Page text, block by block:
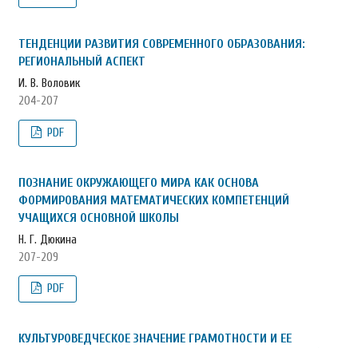
ТЕНДЕНЦИИ РАЗВИТИЯ СОВРЕМЕННОГО ОБРАЗОВАНИЯ:
РЕГИОНАЛЬНЫЙ АСПЕКТ
И. В. Воловик
204-207
PDF
ПОЗНАНИЕ ОКРУЖАЮЩЕГО МИРА КАК ОСНОВА
ФОРМИРОВАНИЯ МАТЕМАТИЧЕСКИХ КОМПЕТЕНЦИЙ
УЧАЩИХСЯ ОСНОВНОЙ ШКОЛЫ
Н. Г. Дюкина
207-209
PDF
КУЛЬТУРОВЕДЧЕСКОЕ ЗНАЧЕНИЕ ГРАМОТНОСТИ И ЕЕ